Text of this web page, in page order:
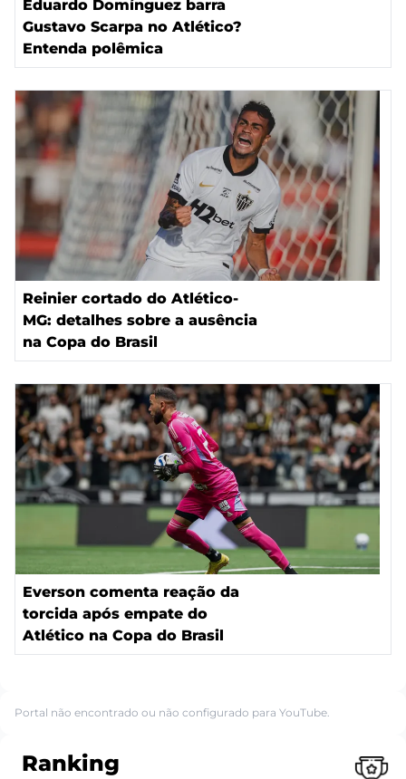
Eduardo Domínguez barra
Gustavo Scarpa no Atlético?
Entenda polêmica
Reinier cortado do Atlético-
MG: detalhes sobre a ausência
na Copa do Brasil
Everson comenta reação da
torcida após empate do
Atlético na Copa do Brasil
Portal não encontrado ou não configurado para YouTube.
Ranking